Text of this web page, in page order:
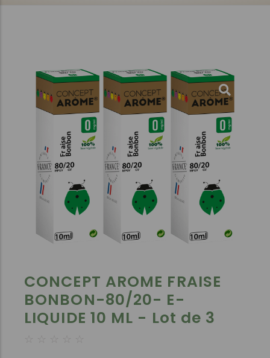
CONCEPT AROME FRAISE
BONBON-80/20- E-
LIQUIDE 10 ML - Lot de 3
☆ ☆ ☆ ☆ ☆